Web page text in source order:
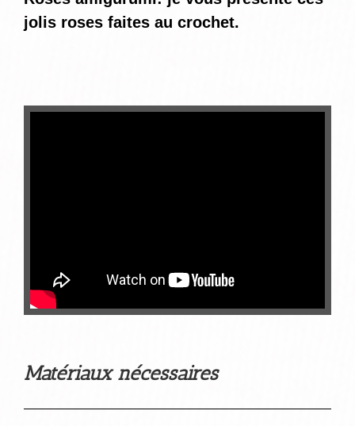
jolis roses faites au crochet.
Matériaux nécessaires